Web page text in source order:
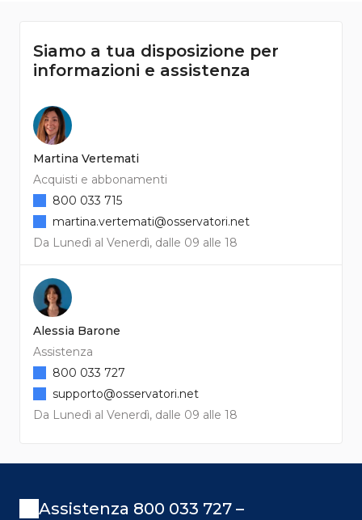
Siamo a tua disposizione per
informazioni e assistenza
Martina Vertemati
Acquisti e abbonamenti
Da Lunedì al Venerdì, dalle 09 alle 18
800 033 715
martina.vertemati@osservatori.net
Alessia Barone
Assistenza
Da Lunedì al Venerdì, dalle 09 alle 18
800 033 727
supporto@osservatori.net
Assistenza 800 033 727 –